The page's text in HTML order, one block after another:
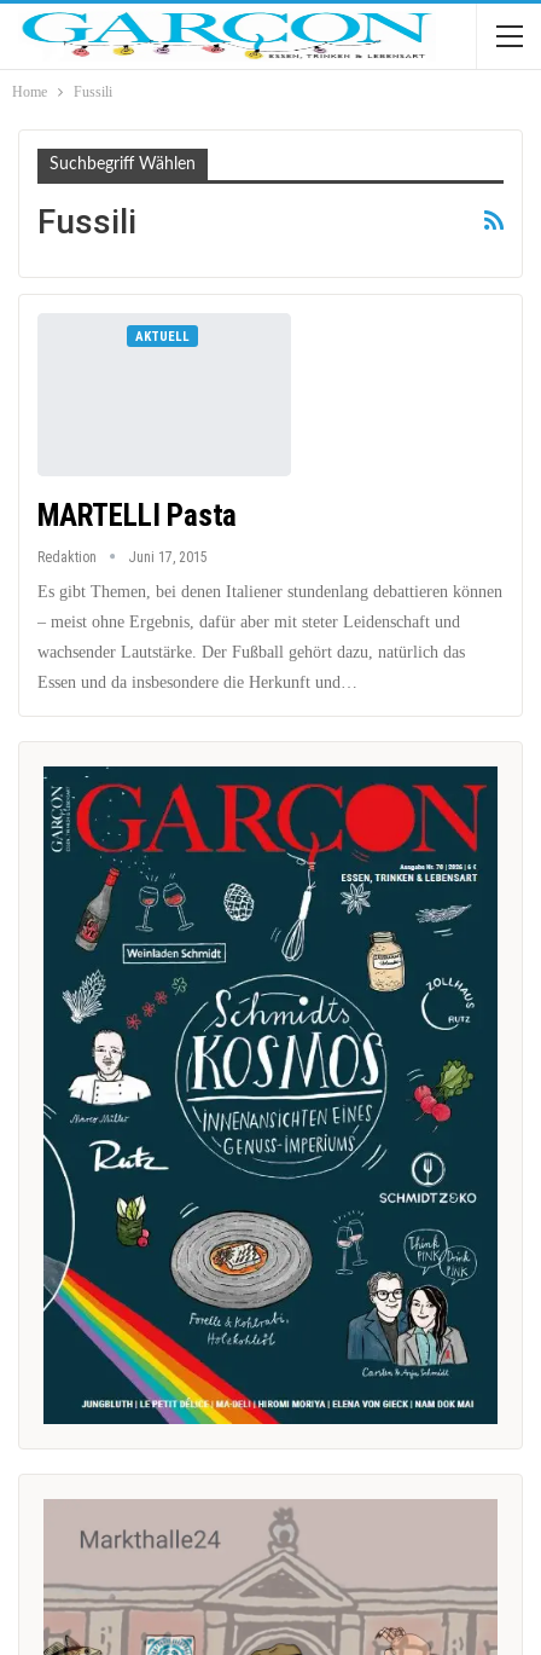
Home Fussili
Suchbegriff Wählen
Fussili
AKTUELL
MARTELLI Pasta
Redaktion Juni 17, 2015
Es gibt Themen, bei denen Italiener stundenlang debattieren können
– meist ohne Ergebnis, dafür aber mit steter Leidenschaft und
wachsender Lautstärke. Der Fußball gehört dazu, natürlich das
Essen und da insbesondere die Herkunft und…